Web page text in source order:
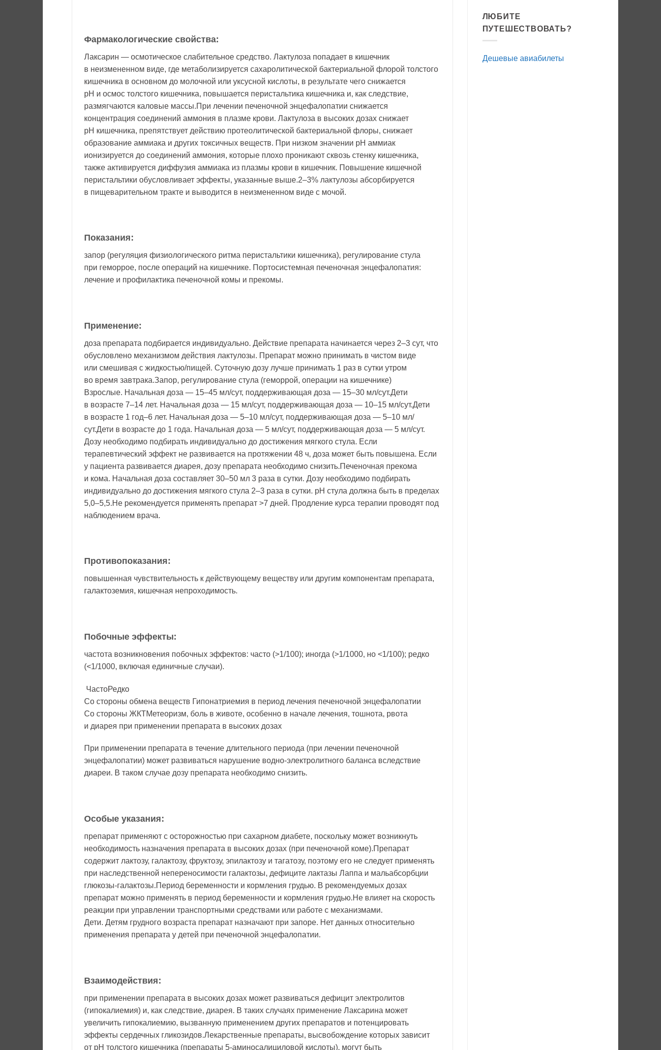
Фармакологические свойства:
Лаксарин — осмотическое слабительное средство. Лактулоза попадает в кишечник
в неизмененном виде, где метаболизируется сахаролитической бактериальной флорой толстого
кишечника в основном до молочной или уксусной кислоты, в результате чего снижается
pH и осмос толстого кишечника, повышается перистальтика кишечника и, как следствие,
размягчаются каловые массы.При лечении печеночной энцефалопатии снижается
концентрация соединений аммония в плазме крови. Лактулоза в высоких дозах снижает
pH кишечника, препятствует действию протеолитической бактериальной флоры, снижает
образование аммиака и других токсичных веществ. При низком значении pH аммиак
ионизируется до соединений аммония, которые плохо проникают сквозь стенку кишечника,
также активируется диффузия аммиака из плазмы крови в кишечник. Повышение кишечной
перистальтики обусловливает эффекты, указанные выше.2–3% лактулозы абсорбируется
в пищеварительном тракте и выводится в неизмененном виде с мочой.
Показания:
запор (регуляция физиологического ритма перистальтики кишечника), регулирование стула
при геморрое, после операций на кишечнике. Портосистемная печеночная энцефалопатия:
лечение и профилактика печеночной комы и прекомы.
Применение:
доза препарата подбирается индивидуально. Действие препарата начинается через 2–3 сут, что
обусловлено механизмом действия лактулозы. Препарат можно принимать в чистом виде
или смешивая с жидкостью/пищей. Суточную дозу лучше принимать 1 раз в сутки утром
во время завтрака.Запор, регулирование стула (геморрой, операции на кишечнике)
Взрослые. Начальная доза — 15–45 мл/сут, поддерживающая доза — 15–30 мл/сут.Дети
в возрасте 7–14 лет. Начальная доза — 15 мл/сут, поддерживающая доза — 10–15 мл/сут.Дети
в возрасте 1 год–6 лет. Начальная доза — 5–10 мл/сут, поддерживающая доза — 5–10 мл/
сут.Дети в возрасте до 1 года. Начальная доза — 5 мл/сут, поддерживающая доза — 5 мл/сут.
Дозу необходимо подбирать индивидуально до достижения мягкого стула. Если
терапевтический эффект не развивается на протяжении 48 ч, доза может быть повышена. Если
у пациента развивается диарея, дозу препарата необходимо снизить.Печеночная прекома
и кома. Начальная доза составляет 30–50 мл 3 раза в сутки. Дозу необходимо подбирать
индивидуально до достижения мягкого стула 2–3 раза в сутки. рН стула должна быть в пределах
5,0–5,5.Не рекомендуется применять препарат >7 дней. Продление курса терапии проводят под
наблюдением врача.
Противопоказания:
повышенная чувствительность к действующему веществу или другим компонентам препарата,
галактоземия, кишечная непроходимость.
Побочные эффекты:
частота возникновения побочных эффектов: часто (>1/100); иногда (>1/1000, но <1/100); редко
(<1/1000, включая единичные случаи).
ЧастоРедко
Со стороны обмена веществ Гипонатриемия в период лечения печеночной энцефалопатии
Со стороны ЖКТМетеоризм, боль в животе, особенно в начале лечения, тошнота, рвота
и диарея при применении препарата в высоких дозах
При применении препарата в течение длительного периода (при лечении печеночной
энцефалопатии) может развиваться нарушение водно-электролитного баланса вследствие
диареи. В таком случае дозу препарата необходимо снизить.
Особые указания:
препарат применяют с осторожностью при сахарном диабете, поскольку может возникнуть
необходимость назначения препарата в высоких дозах (при печеночной коме).Препарат
содержит лактозу, галактозу, фруктозу, эпилактозу и тагатозу, поэтому его не следует применять
при наследственной непереносимости галактозы, дефиците лактазы Лаппа и мальабсорбции
глюкозы-галактозы.Период беременности и кормления грудью. В рекомендуемых дозах
препарат можно применять в период беременности и кормления грудью.Не влияет на скорость
реакции при управлении транспортными средствами или работе с механизмами.
Дети. Детям грудного возраста препарат назначают при запоре. Нет данных относительно
применения препарата у детей при печеночной энцефалопатии.
Взаимодействия:
при применении препарата в высоких дозах может развиваться дефицит электролитов
(гипокалиемия) и, как следствие, диарея. В таких случаях применение Лаксарина может
увеличить гипокалиемию, вызванную применением других препаратов и потенцировать
эффекты сердечных гликозидов.Лекарственные препараты, высвобождение которых зависит
от рН толстого кишечника (препараты 5-аминосалициловой кислоты), могут быть
ЛЮБИТЕ
ПУТЕШЕСТВОВАТЬ?
Дешевые авиабилеты